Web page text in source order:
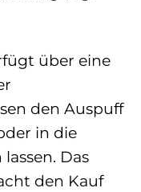
über eine
den Auspuff
in die
Das
den Kauf